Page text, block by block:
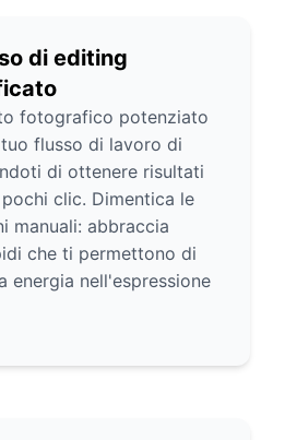
di editing
fotografico potenziato
flusso di lavoro di
di ottenere risultati
clic. Dimentica le
manuali: abbraccia
che ti permettono di
energia nell'espressione